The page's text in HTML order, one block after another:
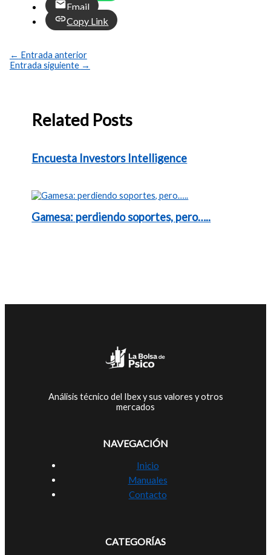
Email
Copy Link
← Entrada anterior
Entrada siguiente →
Related Posts
Encuesta Investors Intelligence
Gamesa: perdiendo soportes, pero…..
Análisis técnico del Ibex y sus valores y otros
mercados
NAVEGACIÓN
Inicio
Manuales
Contacto
CATEGORÍAS